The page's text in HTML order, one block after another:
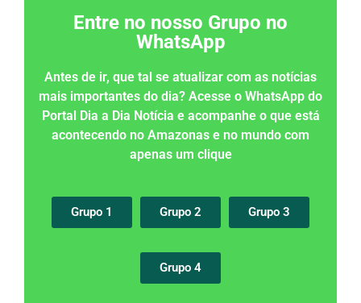
Entre no nosso Grupo no
WhatsApp
Antes de ir, que tal se atualizar com as notícias
mais importantes do dia? Acesse o WhatsApp do
Portal Dia a Dia Notícia e acompanhe o que está
acontecendo no Amazonas e no mundo com
apenas um clique
Grupo 1 Grupo 2 Grupo 3
Grupo 4